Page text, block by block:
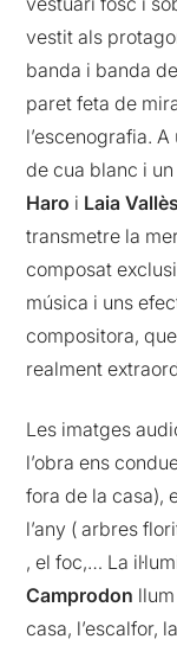
vestit als
banda i banda
paret feta de
l’escenografia.
de cua blanc i
Haro i Laia Vallès
transmetre la
composat
música i uns
compositora,
realment
Les imatges
l’obra ens
fora de la casa),
l’any ( arbres
, el foc,… La
Camprodon
casa, l’escalfor,